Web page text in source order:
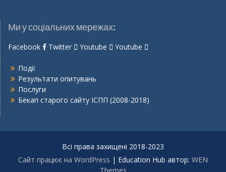
Ми у соціальних мережах:
Facebook Twitter Youtube Youtube
Події
Результати опитувань
Послуги
Бекап старого сайту ІСПП (2008-2018)
Всі права захищені 2018-2023
Сайт працює на WordPress | Education Hub автор: WEN